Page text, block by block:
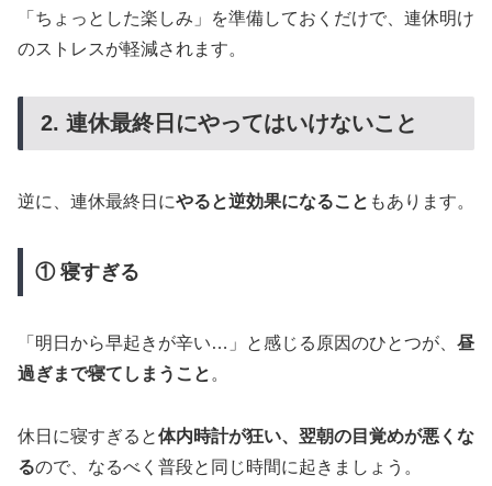
「ちょっとした楽しみ」を準備しておくだけで、連休明け
のストレスが軽減されます。
2. 連休最終日にやってはいけないこと
逆に、連休最終日にやると逆効果になること もあります。
① 寝すぎる
「明日から早起きが辛い…」と感じる原因のひとつが、 昼
過ぎまで寝てしまうこと 。
休日に寝すぎると体内時計が狂い、翌朝の目覚めが悪くな
るので、なるべく普段と同じ時間に起きましょう。